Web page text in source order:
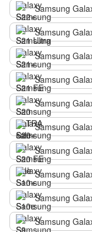
Samsung
Samsung
Samsung
Samsung
Samsung
Samsung
Samsung
Samsung
Samsung
Samsung